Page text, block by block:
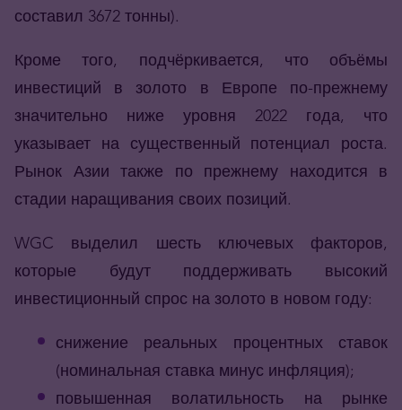
составил 3672 тонны).
Кроме того, подчёркивается, что объёмы
инвестиций в золото в Европе по-прежнему
значительно ниже уровня 2022 года, что
указывает на существенный потенциал роста.
Рынок Азии также по прежнему находится в
стадии наращивания своих позиций.
WGC
выделил шесть ключевых факторов,
которые будут поддерживать высокий
инвестиционный спрос на золото в новом году:
снижение реальных процентных ставок
(номинальная ставка минус инфляция);
повышенная волатильность на рынке